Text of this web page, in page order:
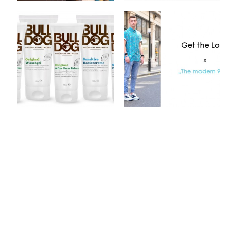
Bulldog Products x
Natural Skincare
byMEXon Sep 4, 2012
Get The Look x The
modern 90′s
byMEX onSep 2, 2012